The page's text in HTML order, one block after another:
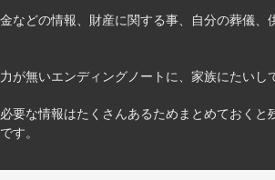
などの情報、財産に関する事、自分の葬儀
無いエンディングノートに、家族にたいし
要な情報はたくさんあるためまとめておく
す。